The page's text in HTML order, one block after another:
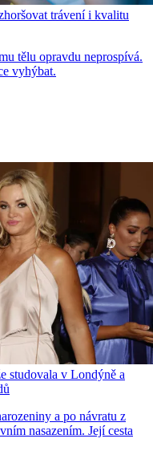
trávení i kvalitu
tělu opravdu neprospívá.
vyhýbat.
studovala v Londýně a
a po návratu z
nasazením. Její cesta